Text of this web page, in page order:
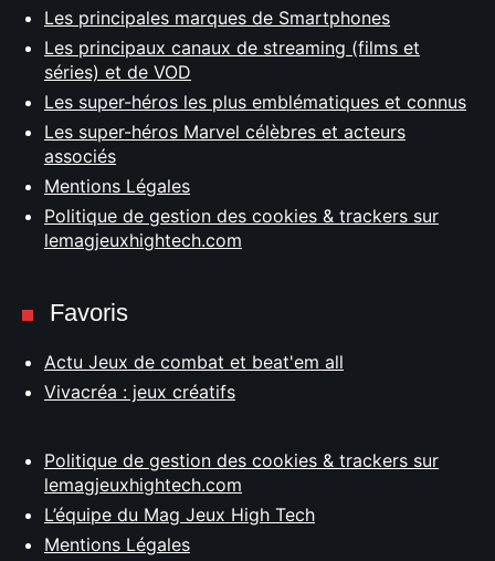
Les principales marques de Smartphones
Les principaux canaux de streaming (films et
séries) et de VOD
Les super-héros les plus emblématiques et connus
Les super-héros Marvel célèbres et acteurs
associés
Mentions Légales
Politique de gestion des cookies & trackers sur
lemagjeuxhightech.com
Favoris
Actu Jeux de combat et beat'em all
Vivacréa : jeux créatifs
Politique de gestion des cookies & trackers sur
lemagjeuxhightech.com
L’équipe du Mag Jeux High Tech
Mentions Légales